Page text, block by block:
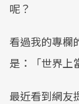
呢？
看過我的專欄
是：「世界上
最近看到網友